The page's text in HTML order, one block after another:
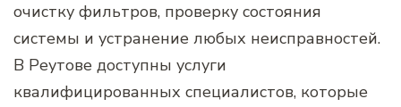
очистку фильтров, проверку состояния
системы и устранение любых неисправностей.
В Реутове доступны услуги
квалифицированных специалистов, которые